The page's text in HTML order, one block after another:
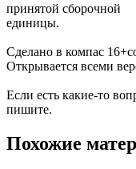
принятой сборочной
единицы.
Сделано в компас
Открывается всеми
Если есть какие-то
пишите.
Похожие